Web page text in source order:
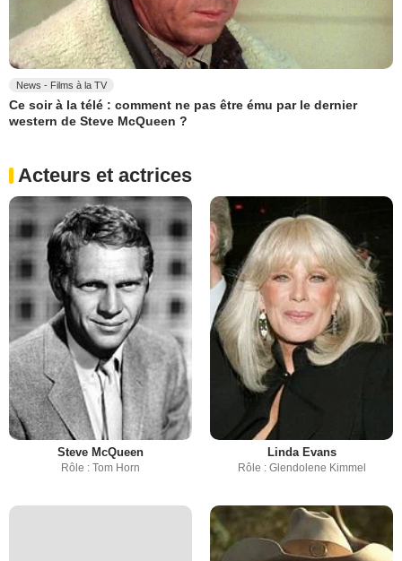
News - Films à la TV
Ce soir à la télé : comment ne pas être ému par le dernier
western de Steve McQueen ?
Acteurs et actrices
Steve McQueen
Rôle : Tom Horn
Linda Evans
Rôle : Glendolene Kimmel